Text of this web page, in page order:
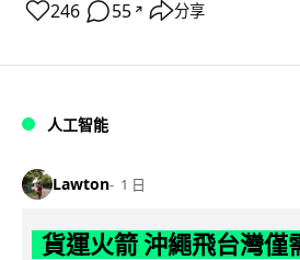
246 55 ↗ 分享
人工智能
Lawton 1 日
貨運火箭 沖繩飛台灣僅